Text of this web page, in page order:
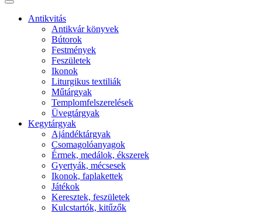
Antikvitás
Antikvár könyvek
Bútorok
Festmények
Feszületek
Ikonok
Liturgikus textiliák
Műtárgyak
Templomfelszerelések
Üvegtárgyak
Kegytárgyak
Ajándéktárgyak
Csomagolóanyagok
Érmek, medálok, ékszerek
Gyertyák, mécsesek
Ikonok, faplakettek
Játékok
Keresztek, feszületek
Kulcstartók, kitűzők